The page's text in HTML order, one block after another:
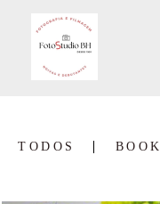
TODOS BOOK